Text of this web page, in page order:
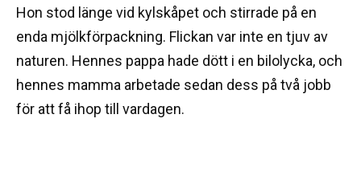
Hon stod länge vid kylskåpet och stirrade på en
enda mjölkförpackning. Flickan var inte en tjuv av
naturen. Hennes pappa hade dött i en bilolycka, och
hennes mamma arbetade sedan dess på två jobb
för att få ihop till vardagen.